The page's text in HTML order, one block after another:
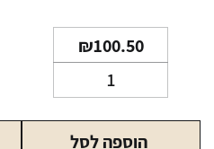
₪100.50
של
טבק
הוספה לסל